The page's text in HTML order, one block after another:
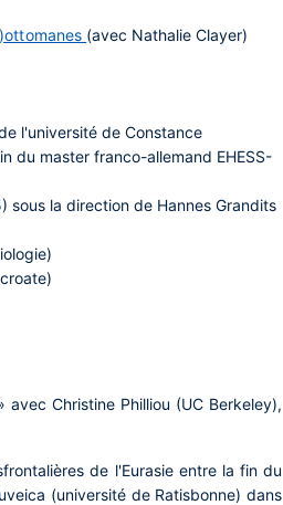
(avec Nathalie Clayer)
l'université de Constance
du master franco-allemand EHESS-
sous la direction de Hannes Grandits
avec Christine Philliou (UC Berkeley),
de l'Eurasie entre la fin du
(université de Ratisbonne) dans